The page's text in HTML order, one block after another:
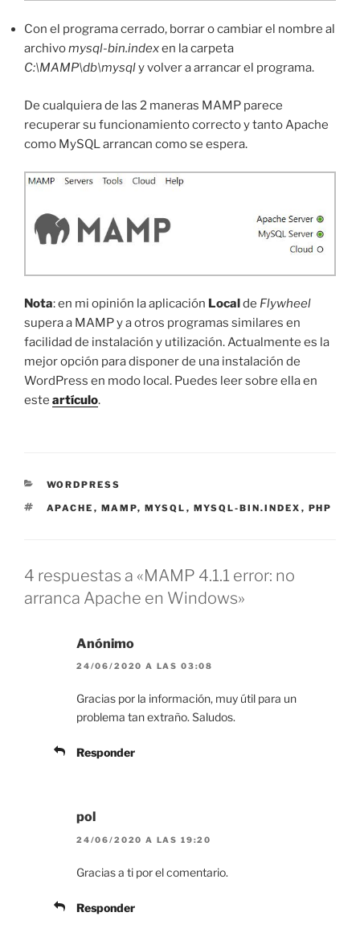
Con el programa cerrado, borrar o cambiar el nombre al
archivomysql-bin.indexen la carpeta
C:\MAMP\db\mysqly volver a arrancar el programa.
De cualquiera de las 2 maneras MAMP parece
recuperar su funcionamiento correcto y tanto Apache
como MySQL arrancan como se espera.
Nota: en mi opinión la aplicación Local de Flywheel
supera a MAMP y a otros programas similares en
facilidad de instalación y utilización. Actualmente es la
mejor opción para disponer de una instalación de
WordPress en modo local. Puedes leer sobre ella en
este artículo.
CATEGORÍAS
WORDPRESS
ETIQUETAS
APACHE , MAMP, MYSQL , MYSQL-BIN.INDEX , PHP
4 respuestas a «MAMP 4.1.1 error: no
arranca Apache en Windows»
Anónimo
24/06/2020 A LAS 03:08
Gracias por la información, muy útil para un
problema tan extraño. Saludos.
Responder
pol
24/06/2020 A LAS 19:20
Gracias a ti por el comentario.
Responder